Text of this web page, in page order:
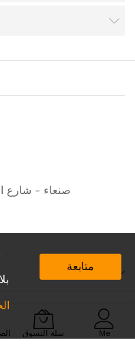
متابعة
سلة التسوق Me
صنعاء - شارع
Rights Reserved